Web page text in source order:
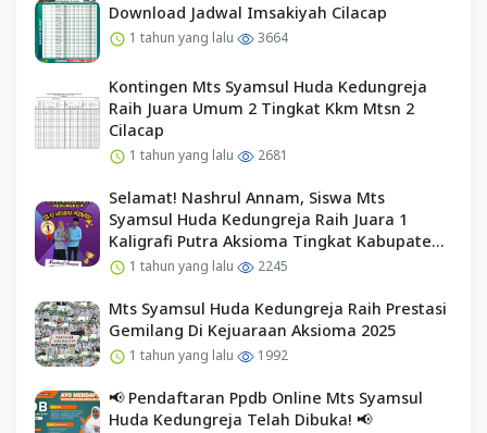
Download Jadwal Imsakiyah Cilacap
1 tahun yang lalu 3664
Kontingen Mts Syamsul Huda Kedungreja
Raih Juara Umum 2 Tingkat Kkm Mtsn 2
Cilacap
1 tahun yang lalu 2681
Selamat! Nashrul Annam, Siswa Mts
Syamsul Huda Kedungreja Raih Juara 1
Kaligrafi Putra Aksioma Tingkat Kabupaten
Cilacap
1 tahun yang lalu 2245
Mts Syamsul Huda Kedungreja Raih Prestasi
Gemilang Di Kejuaraan Aksioma 2025
1 tahun yang lalu 1992
📢 Pendaftaran Ppdb Online Mts Syamsul
Huda Kedungreja Telah Dibuka! 📢